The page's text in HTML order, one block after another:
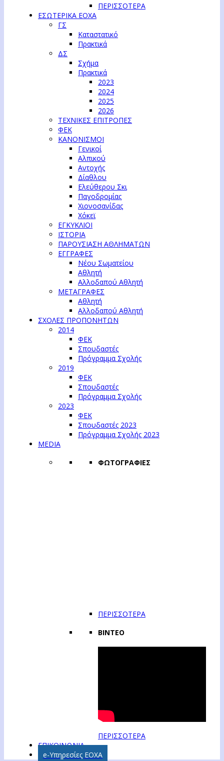
ΠΕΡΙΣΣΟΤΕΡΑ
ΕΣΩΤΕΡΙΚΑ ΕΟΧΑ
ΓΣ
Καταστατικό
Πρακτικά
ΔΣ
Σχήμα
Πρακτικά
2023
2024
2025
2026
ΤΕΧΝΙΚΕΣ ΕΠΙΤΡΟΠΕΣ
ΦΕΚ
ΚΑΝΟΝΙΣΜΟΙ
Γενικοί
Αλπικού
Αντοχής
Δίαθλου
Ελεύθερου Σκι
Παγοδρομίας
Χιονοσανίδας
Χόκεϊ
ΕΓΚΥΚΛΙΟΙ
ΙΣΤΟΡΙΑ
ΠΑΡΟΥΣΙΑΣΗ ΑΘΛΗΜΑΤΩΝ
ΕΓΓΡΑΦΕΣ
Νέου Σωματείου
Αθλητή
Αλλοδαπού Αθλητή
ΜΕΤΑΓΡΑΦΕΣ
Αθλητή
Αλλοδαπού Αθλητή
ΣΧΟΛΕΣ ΠΡΟΠΟΝΗΤΩΝ
2014
ΦΕΚ
Σπουδαστές
Πρόγραμμα Σχολής
2019
ΦΕΚ
Σπουδαστές
Πρόγραμμα Σχολής
2023
ΦΕΚ
Σπουδαστές 2023
Πρόγραμμα Σχολής 2023
MEDIA
ΦΩΤΟΓΡΑΦΙΕΣ
ΠΕΡΙΣΣΟΤΕΡΑ
ΒΙΝΤΕΟ
ΠΕΡΙΣΣΟΤΕΡΑ
ΕΠΙΚΟΙΝΩΝΙΑ
e-Υπηρεσίες ΕΟΧΑ